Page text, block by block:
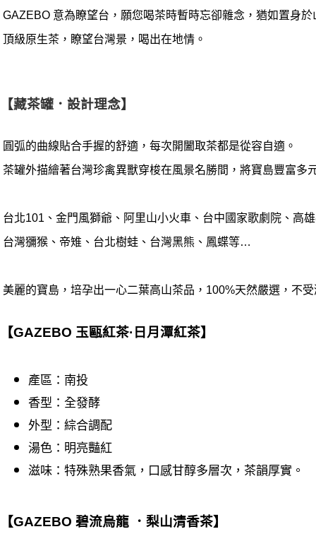
GAZEBO 意為瞭望台，願您喝茶時暫時忘卻雜念，猶如置身
頂級原生茶，瞭望台灣景，喝出在地情。
【藏茶罐．設計理念】
圓弧的曲線貼合手握的舒適，每次開闔取茶都是從容自適。
茶罐外描繪著台灣珍禽異獸穿梭在風景名勝間，將寶島豐富多
台北101 、金門風獅爺、阿里山小火車、台中國家歌劇院、高雄
台灣獼猴、帝雉、台北樹蛙、台灣黑熊、鳳蝶等…
美麗的寶島，培孕出一心二葉高山茶品， 100%天然嚴選，不
【GAZEBO 玉甌紅茶·日月潭紅茶】
產區：南投
香型：全發酵
外型：綜合調配
湯色：明亮豔紅
滋味：特殊熟果香氣，口感甘醇多層次，茶韻厚實。
【GAZEBO 碧流烏龍 ．梨山清香茶】